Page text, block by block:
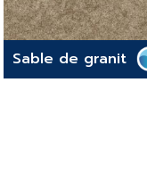
Sable de granit